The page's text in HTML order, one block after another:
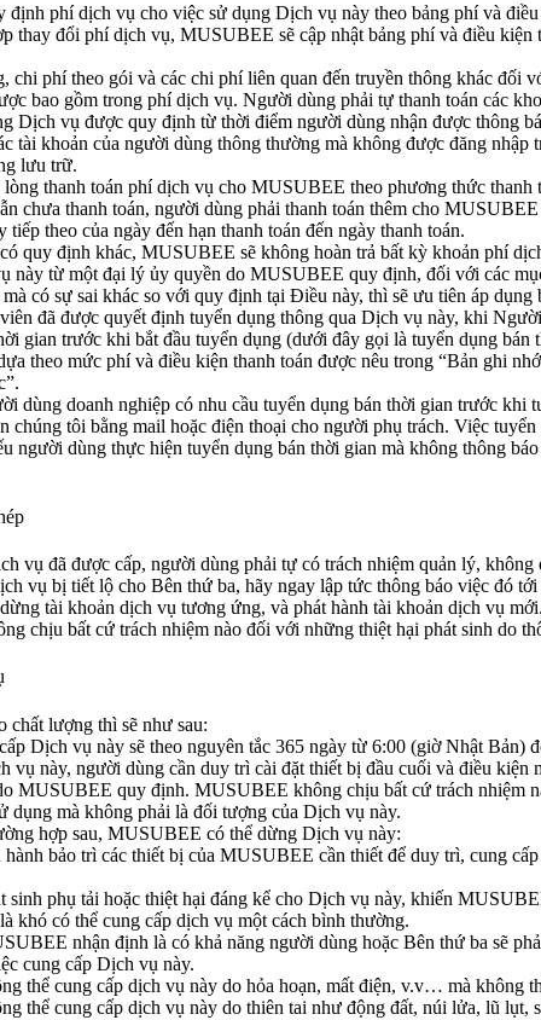
phí dịch vụ cho việc sử dụng Dịch vụ này theo bảng phí và
thay đổi phí dịch vụ, MUSUBEE sẽ cập nhật bảng phí và điều
chi phí theo gói và các chi phí liên quan đến truyền thông khác đối
bao gồm trong phí dịch vụ. Người dùng phải tự thanh toán các
Dịch vụ được quy định từ thời điểm người dùng nhận được thông
tài khoản của người dùng thông thường mà không được đăng
lưu trữ.
thanh toán phí dịch vụ cho MUSUBEE theo phương thức thanh
chưa thanh toán, người dùng phải thanh toán thêm cho
tiếp theo của ngày đến hạn thanh toán đến ngày thanh toán.
quy định khác, MUSUBEE sẽ không hoàn trả bất kỳ khoản phí
này từ một đại lý ủy quyền do MUSUBEE quy định, đối với các
có sự sai khác so với quy định tại Điều này, thì sẽ ưu tiên áp
đã được quyết định tuyển dụng thông qua Dịch vụ này, khi
gian trước khi bắt đầu tuyển dụng (dưới đây gọi là tuyển dụng
theo mức phí và điều kiện thanh toán được nêu trong “Bản ghi
dùng doanh nghiệp có nhu cầu tuyển dụng bán thời gian trước khi
chúng tôi bằng mail hoặc điện thoại cho người phụ trách. Việc
người dùng thực hiện tuyển dụng bán thời gian mà không thông
vụ đã được cấp, người dùng phải tự có trách nhiệm quản lý,
vụ bị tiết lộ cho Bên thứ ba, hãy ngay lập tức thông báo việc đó
tài khoản dịch vụ tương ứng, và phát hành tài khoản dịch vụ
chịu bất cứ trách nhiệm nào đối với những thiệt hại phát sinh do
chất lượng thì sẽ như sau:
Dịch vụ này sẽ theo nguyên tắc 365 ngày từ 6:00 (giờ Nhật Bản)
vụ này, người dùng cần duy trì cài đặt thiết bị đầu cuối và điều kiện
MUSUBEE quy định. MUSUBEE không chịu bất cứ trách nhiệm
dụng mà không phải là đối tượng của Dịch vụ này.
hợp sau, MUSUBEE có thể dừng Dịch vụ này:
bảo trì các thiết bị của MUSUBEE cần thiết để duy trì, cung
sinh phụ tải hoặc thiệt hại đáng kể cho Dịch vụ này, khiến
khó có thể cung cấp dịch vụ một cách bình thường.
nhận định là có khả năng người dùng hoặc Bên thứ ba sẽ
cung cấp Dịch vụ này.
thể cung cấp dịch vụ này do hỏa hoạn, mất điện, v.v… mà không
thể cung cấp dịch vụ này do thiên tai như động đất, núi lửa, lũ lụt,